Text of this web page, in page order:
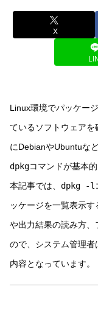
X
Linux環境でパッケー
ているソフトウェア
にDebianやUbuntuな
dpkgコマンドが基本
本記事では、 dpkg -l
ッケージを一覧表示
や出力結果の読み方
ので、システム管理
内容となっています。